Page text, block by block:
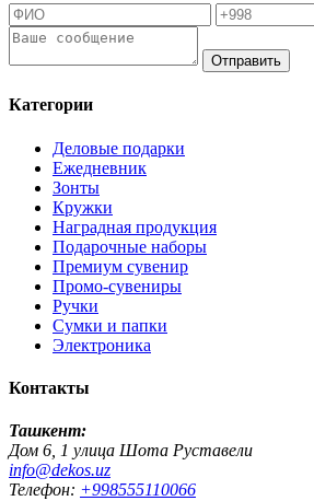
Отправить
Категории
Деловые подарки
Ежедневник
Зонты
Кружки
Наградная продукция
Подарочные наборы
Премиум сувенир
Промо-сувениры
Ручки
Сумки и папки
Электроника
Контакты
Ташкент:
Дом 6, 1 улица Шота Руставели
info@dekos.uz
Телефон: +998555110066